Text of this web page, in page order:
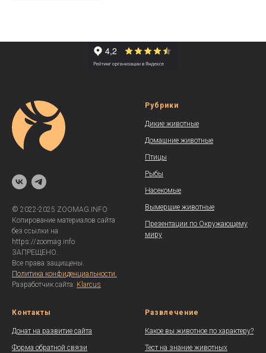
© 2022-2025 ZOOMAG.INFO
Копирование материалов сайта
без ссылки на
https://zoomag.info
ЗАПРЕЩЕНО.
Все права защищены.
Политика конфиденциальности.
Разработчик сайта: Klarcus
Рубрики
Дикие животные
Домашние животные
Птицы
Рыбы
Насекомые
Вымершие животные
Презентации по Окружающему
миру
Контакты
Донат на развитие сайта
Форма обратной связи
Развлечение
Какое вы животное по характеру?
Тест на знание животных